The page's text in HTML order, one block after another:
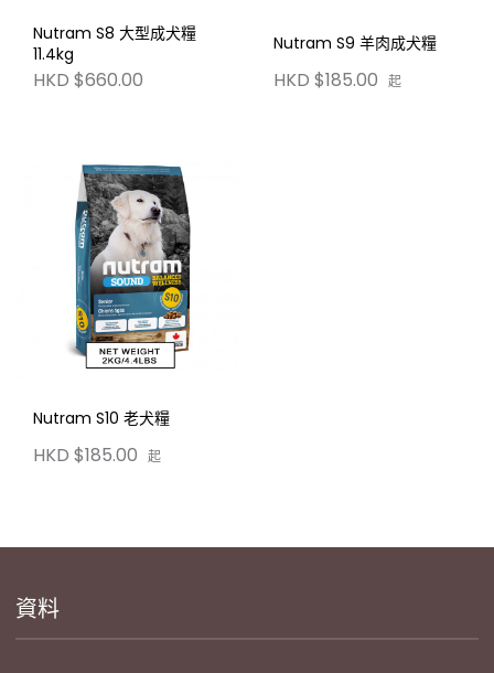
Nutram S8 大型成犬糧
11.4kg
HKD $660.00
Nutram S9 羊肉成犬糧
HKD $185.00 起
Nutram S10 老犬糧
HKD $185.00 起
資料